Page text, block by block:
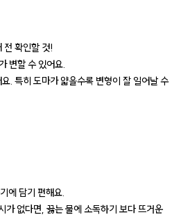
전 확인할 것!
변할 수 있어요.
. 특히 도마가 얇을수록 변형이 잘 일어날 수
에 담기 편해요.
없다면, 끓는 물에 소독하기 보다 뜨거운